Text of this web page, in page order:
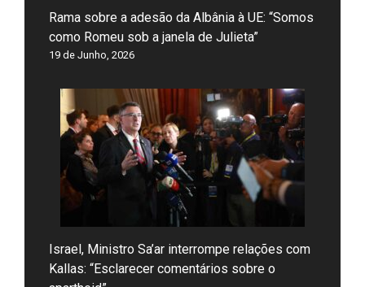
Rama sobre a adesão da Albânia à UE: “Somos
como Romeu sob a janela de Julieta”
19 de Junho, 2026
Israel, Ministro Sa’ar interrompe relações com
Kallas: “Esclarecer comentários sobre o